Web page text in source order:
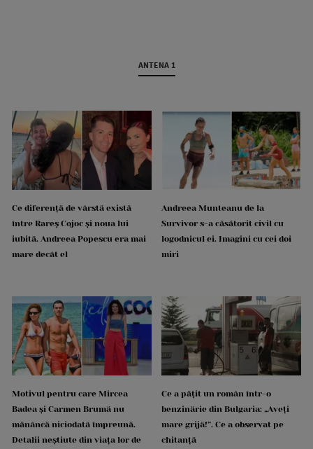
ANTENA 1
Ce diferență de vârstă există
între Rareș Cojoc și noua lui
iubită. Andreea Popescu era mai
mare decât el
Andreea Munteanu de la
Survivor s-a căsătorit civil cu
logodnicul ei. Imagini cu cei doi
miri
Motivul pentru care Mircea
Badea și Carmen Brumă nu
mănâncă niciodată împreună.
Detalii neștiute din viața lor de
Ce a pățit un român într-o
benzinărie din Bulgaria: „Aveți
mare grijă!”. Ce a observat pe
chitanță